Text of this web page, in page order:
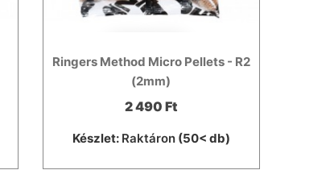
Ringers Method Micro Pellets - R2
(2mm)
2 490 Ft
Készlet: Raktáron(50< db)